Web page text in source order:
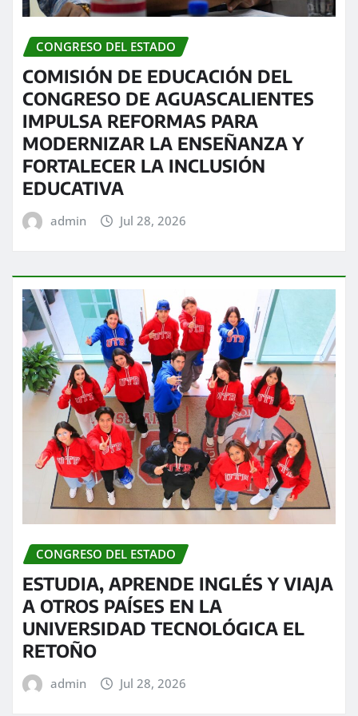
CONGRESO DEL ESTADO
COMISIÓN DE EDUCACIÓN DEL
CONGRESO DE AGUASCALIENTES
IMPULSA REFORMAS PARA
MODERNIZAR LA ENSEÑANZA Y
FORTALECER LA INCLUSIÓN
EDUCATIVA
admin Jul 28, 2026
CONGRESO DEL ESTADO
ESTUDIA, APRENDE INGLÉS Y VIAJA
A OTROS PAÍSES EN LA
UNIVERSIDAD TECNOLÓGICA EL
RETOÑO
admin Jul 28, 2026